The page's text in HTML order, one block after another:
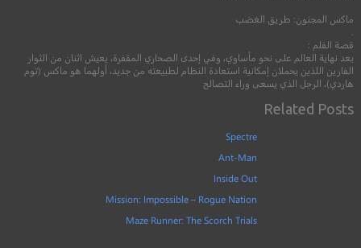
ماكس المجنون: طريق الغضب
قصة الفلم :
بعد نهاية العالم على نحو مأساوي، وفي إحدى الصحاري المقفرة، يعيش اثنان من الثوار
الفارين اللذين يحملان إمكانية استعادة النظام لطبيعته من جديد، أولهما هو ماكس (توم
هاردي)، الرجل الذي يسعى وراء التصالح
Related Posts
Spectre
Ant-Man
Inside Out
Mission: Impossible – Rogue Nation
Maze Runner: The Scorch Trials